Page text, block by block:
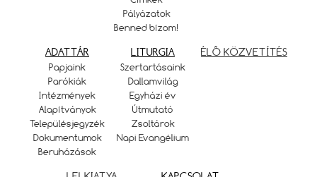
Pályázatok
Benned bízom!
ADATTÁR
Papjaink
Parókiák
Intézmények
Alapítványok
Településjegyzék
Dokumentumok
Beruházások
LITURGIA
Szertartásaink
Dallamvilág
Egyházi év
Útmutató
Zsoltárok
Napi Evangélium
ÉLŐ KÖZVETÍTÉS